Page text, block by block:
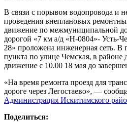
В связи с порывом водопровода и
проведения внеплановых
движение по межмуниципальной
дорогой «7 км а/д «Н-0804»- Усть-
28» проложена инженерная сеть. В
пункта по улице Чемская, в районе
движение с 10.00 18 мая до
«На время ремонта проезд для
дороге через Легостаево», —
Администрация Искитимского
Поделиться: